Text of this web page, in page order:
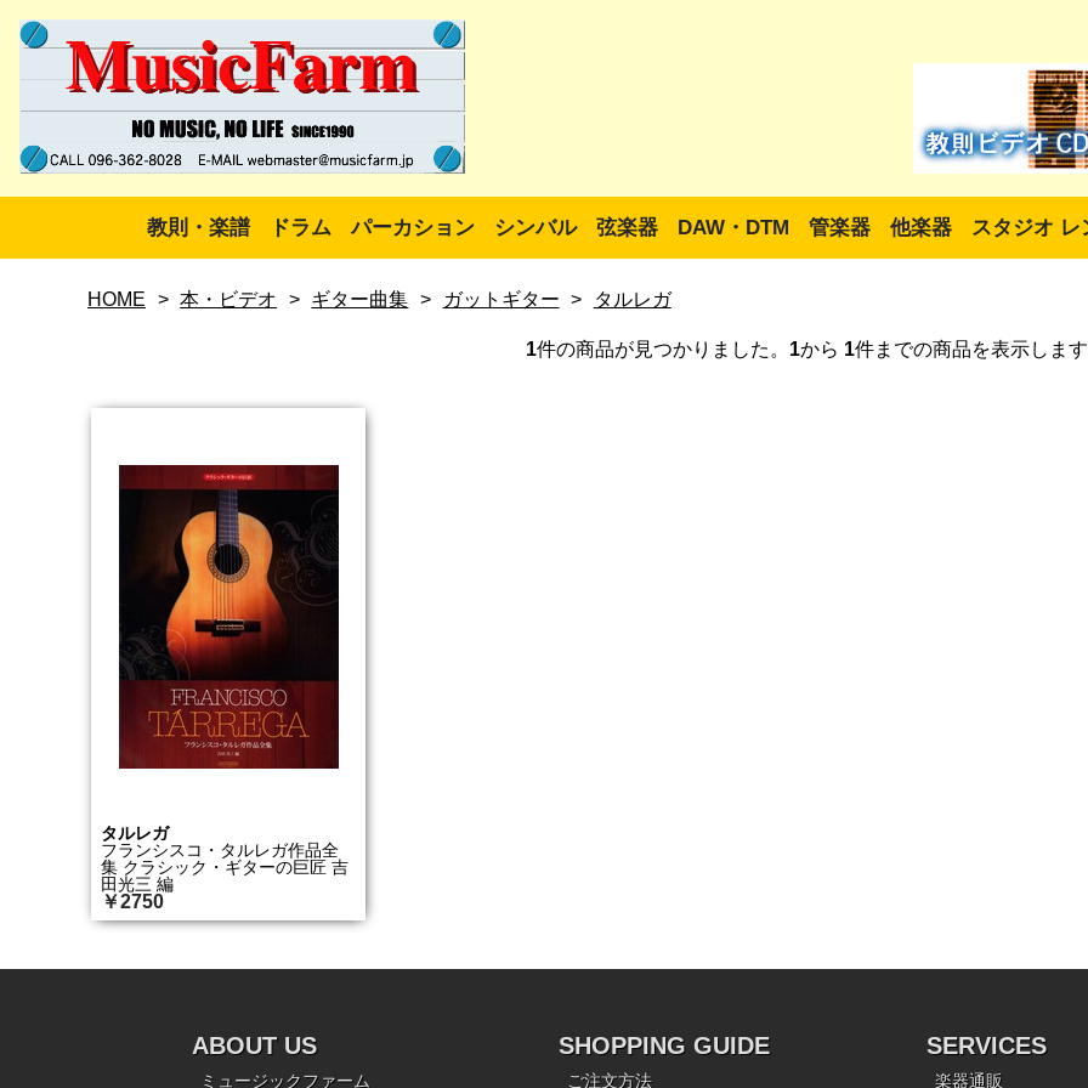
教則・楽譜 ドラム パーカション シンバル 弦楽器 DAW・DTM 管楽器 他楽器 スタジオ レ
HOME > 本・ビデオ > ギター曲集 > ガットギター > タルレガ
1件の商品が見つかりました。 1から 1件までの商品を表示します
タルレガ
フランシスコ・タルレガ作品全
集 クラシック・ギターの巨匠 吉
田光三 編
￥2750
ABOUT US
ミュージックファーム
SHOPPING GUIDE
ご注文方法
SERVICES
楽器通販